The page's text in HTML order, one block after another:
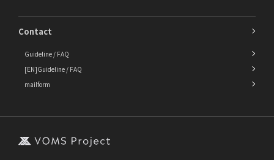
Contact
Guideline / FAQ
[EN]Guideline / FAQ
mailform